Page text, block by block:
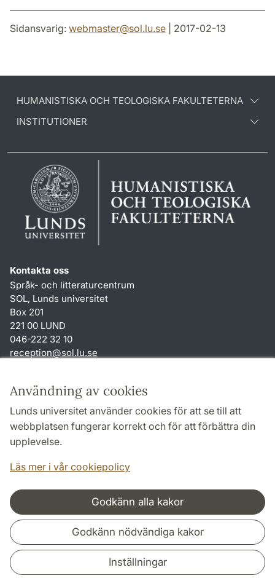
Användning av cookies
Lunds universitet använder cookies för att se till att
webbplatsen fungerar korrekt och för att förbättra din
upplevelse.
Läs mer i vår cookiepolicy
Godkänn alla kakor
Godkänn nödvändiga kakor
Inställningar
Sidansvarig: webmaster@sol.lu.se | 2017-02-13
HUMANISTISKA OCH TEOLOGISKA FAKULTETERNA
INSTITUTIONER
Kontakta oss
Språk- och litteraturcentrum
SOL, Lunds universitet
Box 201
221 00 LUND
046-222 32 10
reception@sol.lu.se
Genvägar
Om webbplatsen och cookies
Behandling av personuppgifter
Tillgänglighetsredogörelse
Samarbeten och nätverk